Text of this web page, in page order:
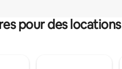
pour des